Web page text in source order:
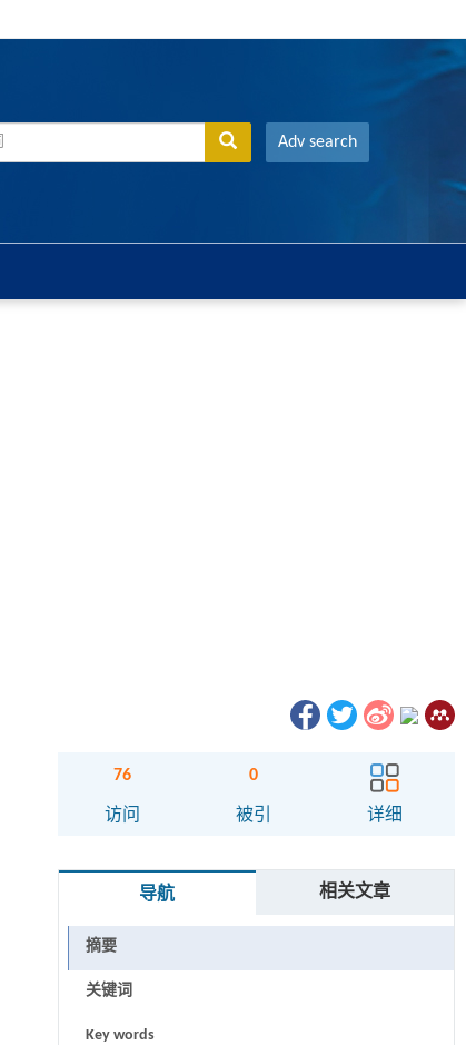
Adv search
76
访问
0
被引 详细
导航 相关文章
摘要
关键词
Key words